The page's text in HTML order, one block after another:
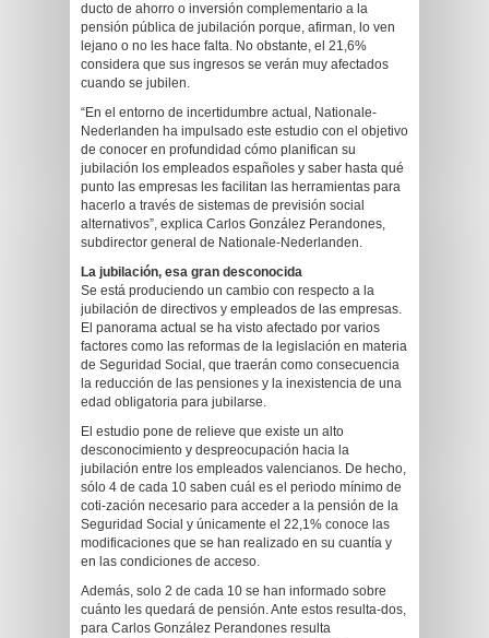
ducto de ahorro o inversión complementario a la
pensión pública de jubilación porque, afirman, lo ven
lejano o no les hace falta. No obstante, el 21,6%
considera que sus ingresos se verán muy afectados
cuando se jubilen.
“En el entorno de incertidumbre actual, Nationale-
Nederlanden ha impulsado este estudio con el objetivo
de conocer en profundidad cómo planifican su
jubilación los empleados españoles y saber hasta qué
punto las empresas les facilitan las herramientas para
hacerlo a través de sistemas de previsión social
alternativos”, explica Carlos González Perandones,
subdirector general de Nationale-Nederlanden.
La jubilación, esa gran desconocida
Se está produciendo un cambio con respecto a la
jubilación de directivos y empleados de las empresas.
El panorama actual se ha visto afectado por varios
factores como las reformas de la legislación en materia
de Seguridad Social, que traerán como consecuencia
la reducción de las pensiones y la inexistencia de una
edad obligatoria para jubilarse.
El estudio pone de relieve que existe un alto
desconocimiento y despreocupación hacia la
jubilación entre los empleados valencianos. De hecho,
sólo 4 de cada 10 saben cuál es el periodo mínimo de
coti-zación necesario para acceder a la pensión de la
Seguridad Social y únicamente el 22,1% conoce las
modificaciones que se han realizado en su cuantía y
en las condiciones de acceso.
Además, solo 2 de cada 10 se han informado sobre
cuánto les quedará de pensión. Ante estos resulta-dos,
para Carlos González Perandones resulta